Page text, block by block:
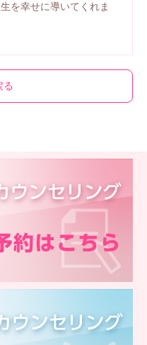
を幸せに導いてくれま
る